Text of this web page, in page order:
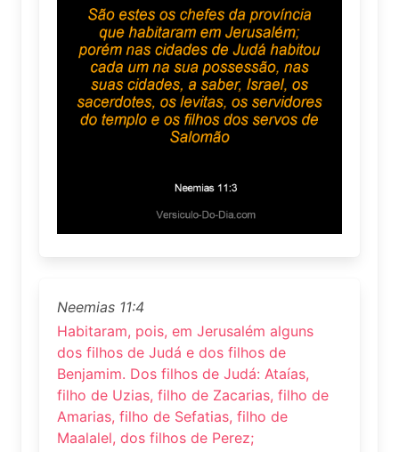
Neemias 11:4
Habitaram, pois, em Jerusalém alguns
dos filhos de Judá e dos filhos de
Benjamim. Dos filhos de Judá: Ataías,
filho de Uzias, filho de Zacarias, filho de
Amarias, filho de Sefatias, filho de
Maalalel, dos filhos de Perez;